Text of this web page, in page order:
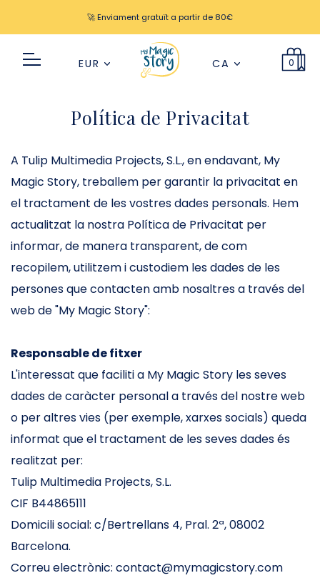
🚀 Enviament gratuït a partir de 80€
EUR CA 0
Política de Privacitat
A Tulip Multimedia Projects, S.L., en endavant, My
Magic Story, treballem per garantir la privacitat en
el tractament de les vostres dades personals. Hem
actualitzat la nostra Política de Privacitat per
informar, de manera transparent, de com
recopilem, utilitzem i custodiem les dades de les
persones que contacten amb nosaltres a través del
web de "My Magic Story":
Responsable de fitxer
L'interessat que faciliti a My Magic Story les seves
dades de caràcter personal a través del nostre web
o per altres vies (per exemple, xarxes socials) queda
informat que el tractament de les seves dades és
realitzat per:
Tulip Multimedia Projects, S.L.
CIF B44865111
Domicili social: c/Bertrellans 4, Pral. 2ª, 08002
Barcelona.
Correu electrònic: contact@mymagicstory.com